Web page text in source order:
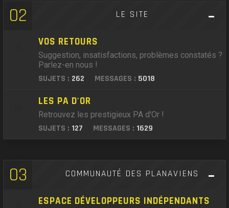
02 LE SITE
VOS RETOURS
Suggestion, insatisfactions, problèmes constatés ?
Parlez-en nous !
SUJETS : 262 MESSAGES : 5018
LES PA D'OR
Retrouvez les prestigieux PA d'Or !
SUJETS : 127 MESSAGES : 1629
03 COMMUNAUTÉ DES PLANAVIENS
ESPACE DÉVELOPPEURS INDÉPENDANTS